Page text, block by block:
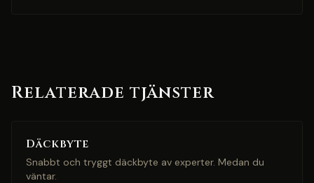
Relaterade tjänster
Däckbyte
Snabbt och tryggt däckbyte av experter. Medan du
väntar.